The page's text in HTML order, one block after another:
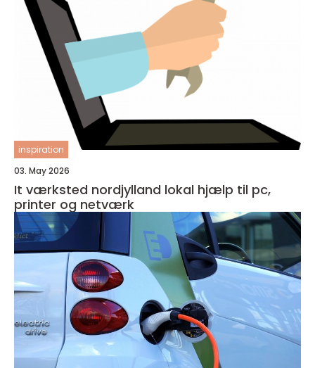
inspiration
03. May 2026
It værksted nordjylland lokal hjælp til pc,
printer og netværk